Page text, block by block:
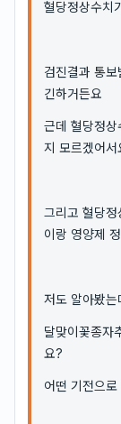
혈당정상수치
검진결과 통
긴하거든요
근데 혈당정
지 모르겠어서
그리고 혈당
이랑 영양제
저도 알아봤
달맞이꽃종자
요?
어떤 기전으